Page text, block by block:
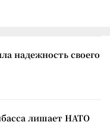
надежность своего
лишает НАТО